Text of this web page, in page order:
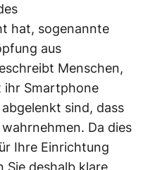
hat, sogenannte
aus
Menschen,
ihr Smartphone
sind, dass
Da dies
Ihre Einrichtung
Sie deshalb klare